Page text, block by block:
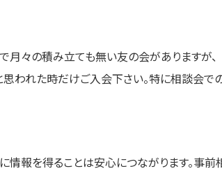
々の積み立ても無い友の会がありますが、
思われた時だけご入会下さい。特に相談会で
情報を得ることは安心につながります。事前